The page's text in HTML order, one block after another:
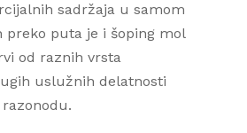
sadržaja u samom
preko puta je i šoping mol
od raznih vrsta
uslužnih delatnosti